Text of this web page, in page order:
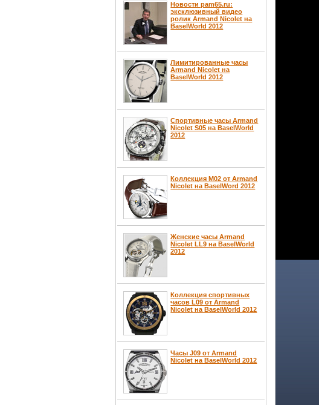
Новости pam65.ru:
эксклюзивный видео
ролик Armand Nicolet на
BaselWorld 2012
Лимитированные часы
Armand Nicolet на
BaselWorld 2012
Спортивные часы Armand
Nicolet S05 на BaselWorld
2012
Коллекция M02 от Armand
Nicolet на BaselWord 2012
Женские часы Armand
Nicolet LL9 на BaselWorld
2012
Коллекция спортивных
часов L09 от Armand
Nicolet на BaselWorld 2012
Часы J09 от Armand
Nicolet на BaselWorld 2012